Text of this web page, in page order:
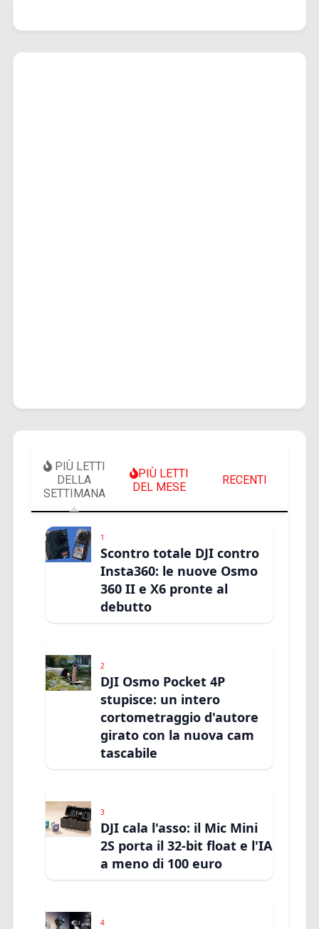
PIÙ LETTI
DELLA
SETTIMANA
PIÙ LETTI
DEL MESE
RECENTI
1
Scontro totale DJI contro
Insta360: le nuove Osmo
360 II e X6 pronte al
debutto
2
DJI Osmo Pocket 4P
stupisce: un intero
cortometraggio d'autore
girato con la nuova cam
tascabile
3
DJI cala l'asso: il Mic Mini
2S porta il 32-bit float e l'IA
a meno di 100 euro
4